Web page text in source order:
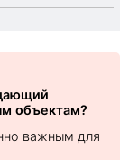
объектам?
важным для